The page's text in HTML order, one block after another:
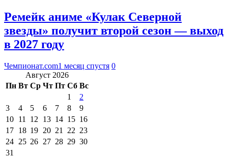
Ремейк аниме «Кулак Северной
звезды» получит второй сезон — выход
в 2027 году
Чемпионат.com1 месяц спустя 0
Август 2026
Пн Вт Ср Чт Пт Сб Вс
1
2
3
4 5 6 7 8
9
10 11 12 13 14 15 16
17 18 19 20 21 22 23
24 25 26 27 28 29 30
31